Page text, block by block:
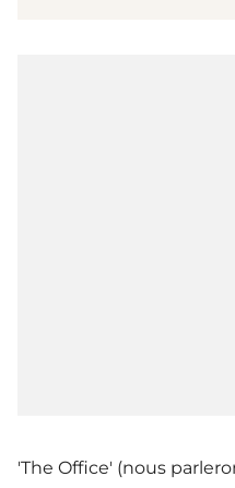
'The Office' (nous